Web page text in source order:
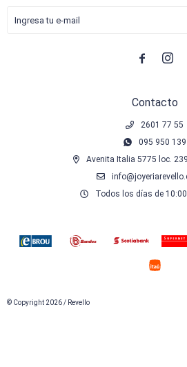
Contacto
2601 77 55
095 950 139
Avenita Italia 5775 loc.
Todos los días de
 
© Copyright 2026 / Revello